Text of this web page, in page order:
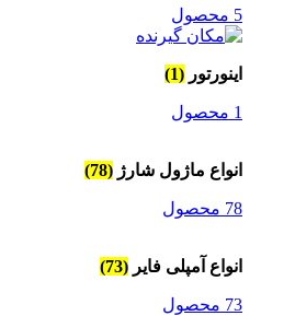
5 محصول
اینورتور (1)
1 محصول
انواع ماژول شارژ (78)
78 محصول
انواع آمپلی فایر (73)
73 محصول